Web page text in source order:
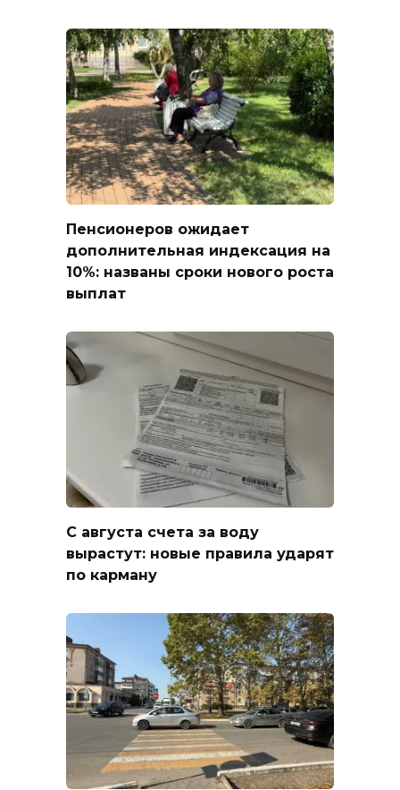
Пенсионеров ожидает
дополнительная индексация на
10%: названы сроки нового роста
выплат
С августа счета за воду
вырастут: новые правила ударят
по карману